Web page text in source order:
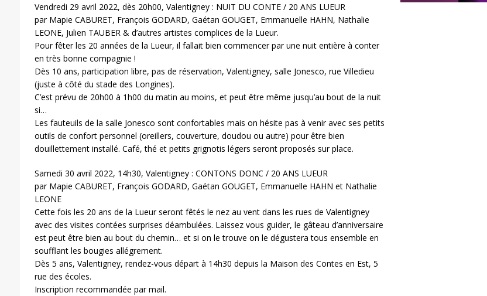
Vendredi 29 avril 2022, dès 20h00, Valentigney : NUIT DU CONTE / 20 ANS LUEUR
par Mapie CABURET, François GODARD, Gaétan GOUGET, Emmanuelle HAHN, Nathalie
LEONE, Julien TAUBER & d’autres artistes complices de la Lueur.
Pour fêter les 20 années de la Lueur, il fallait bien commencer par une nuit entière à conter
en très bonne compagnie !
Dès 10 ans, participation libre, pas de réservation, Valentigney, salle Jonesco, rue Villedieu
(juste à côté du stade des Longines).
C’est prévu de 20h00 à 1h00 du matin au moins, et peut être même jusqu’au bout de la nuit
si…
Les fauteuils de la salle Jonesco sont confortables mais on hésite pas à venir avec ses petits
outils de confort personnel (oreillers, couverture, doudou ou autre) pour être bien
douillettement installé. Café, thé et petits grignotis légers seront proposés sur place.
Samedi 30 avril 2022, 14h30, Valentigney : CONTONS DONC / 20 ANS LUEUR
par Mapie CABURET, François GODARD, Gaétan GOUGET, Emmanuelle HAHN et Nathalie
LEONE
Cette fois les 20 ans de la Lueur seront fêtés le nez au vent dans les rues de Valentigney
avec des visites contées surprises déambulées. Laissez vous guider, le gâteau d’anniversaire
est peut être bien au bout du chemin… et si on le trouve on le dégustera tous ensemble en
soufflant les bougies allégrement.
Dès 5 ans, Valentigney, rendez-vous départ à 14h30 depuis la Maison des Contes en Est, 5
rue des écoles.
Inscription recommandée par mail.